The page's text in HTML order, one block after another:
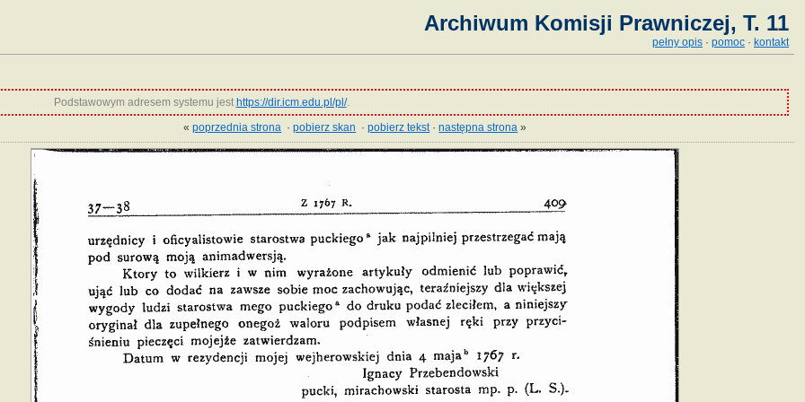
Archiwum Komisji Prawniczej, T. 11
pełny opis · pomoc · kontakt
Podstawowym adresem systemu jest https://dir.icm.edu.pl/pl/.
«poprzednia strona ·pobierz skan ·pobierz tekst·następna strona »